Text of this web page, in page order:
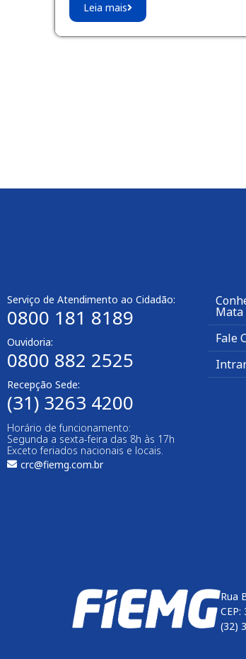
Leia mais
Serviço de Atendimento ao Cidadão:
0800 181 8189
Ouvidoria:
0800 882 2525
Recepção Sede:
(31) 3263 4200
Horário de funcionamento:
Segunda a sexta-feira das 8h às 17h
Exceto feriados nacionais e locais.
crc@fiemg.com.br
Fale
Rua
CEP:
(32)